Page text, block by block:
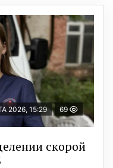
2026, 15:29 69
скорой